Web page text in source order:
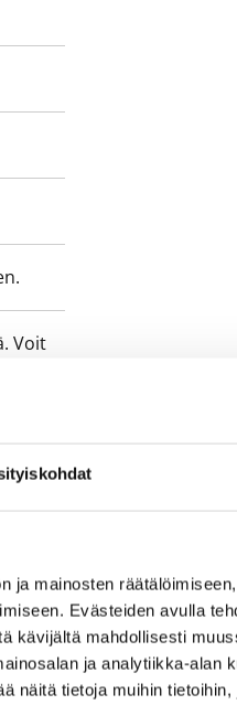
ja mainosten
Evästeiden avulla
kävijältä mahdollisesti
ja analytiikka-alan
näitä tietoja muihin
Voit